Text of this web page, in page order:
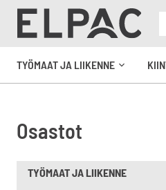
TYÖMAAT JA LIIKENNE
Osastot
TYÖMAAT JA LIIKENNE